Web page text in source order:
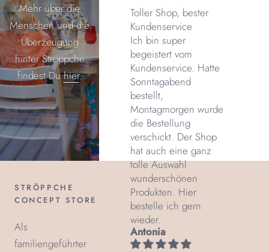
Toller Shop, bester
Kundenservice
Ich bin super
begeistert vom
Kundenservice. Hatte
Sonntagabend
bestellt,
Montagmorgen wurde
die Bestellung
verschickt. Der Shop
hat auch eine ganz
tolle Auswahl
wunderschönen
Produkten. Hier
bestelle ich gern
wieder.
Antonia
Mehr über die
Menschen und die
Überzeugung
hinter Ströppche
findest Duhier.
STRÖPPCHE
CONCEPT STORE
Als
familiengeführter